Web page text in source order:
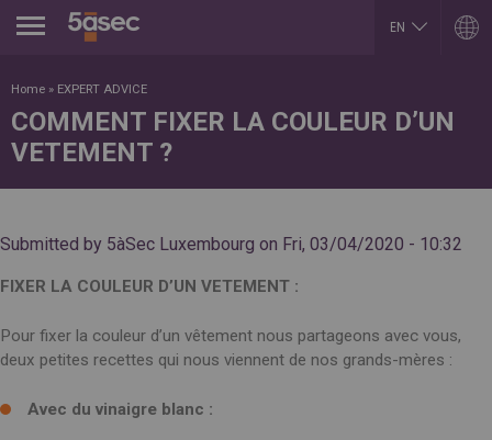
EN
ARGENTINA
English
BELGIUM
English
CHILE
English
Français
Español
CZECH REPUBLIC
DUBAI
English
PORTUGAL
English
Română
RUSSIA
Русский
English
Home » EXPERT ADVICE
COMMENT FIXER LA COULEUR D’UN
VETEMENT ?
Submitted by 5àSec Luxembourg on Fri, 03/04/2020 - 10:32
FIXER LA COULEUR D’UN VETEMENT :
Pour fixer la couleur d’un vêtement nous partageons avec vous,
deux petites recettes qui nous viennent de nos grands-mères :
Avec du vinaigre blanc :